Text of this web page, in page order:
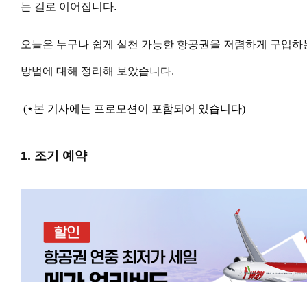
는 길로 이어집니다.
오늘은 누구나 쉽게 실천 가능한 항공권을 저렴하게 구입하
방법에 대해 정리해 보았습니다.
(⋆본 기사에는 프로모션이 포함되어 있습니다)
1. 조기 예약